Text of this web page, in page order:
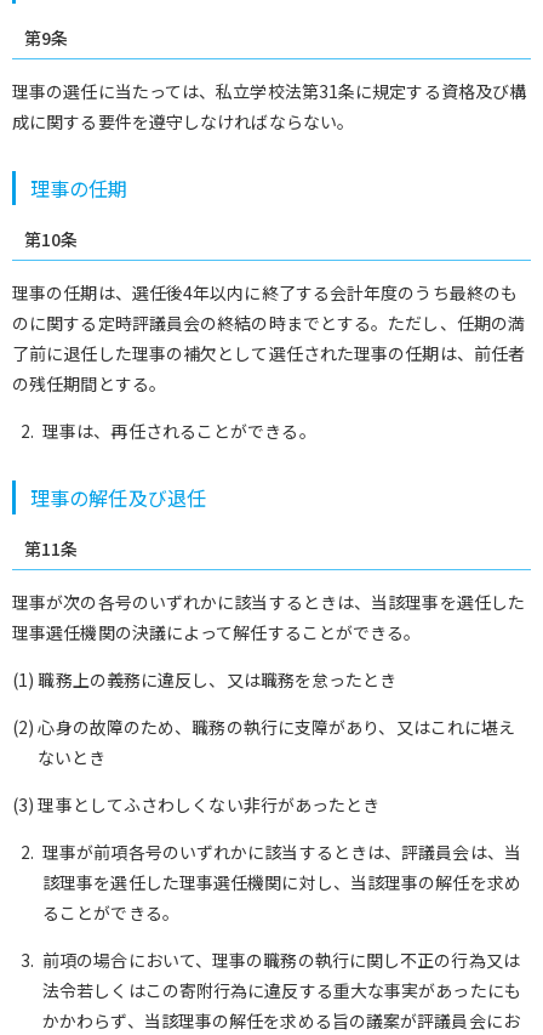
第9条
理事の選任に当たっては、私立学校法第31条に規定する資格及び構
成に関する要件を遵守しなければならない。
理事の任期
第10条
理事の任期は、選任後4年以内に終了する会計年度のうち最終のも
のに関する定時評議員会の終結の時までとする。ただし、任期の満
了前に退任した理事の補欠として選任された理事の任期は、前任者
の残任期間とする。
理事は、再任されることができる。
理事の解任及び退任
第11条
理事が次の各号のいずれかに該当するときは、当該理事を選任した
理事選任機関の決議によって解任することができる。
(1) 職務上の義務に違反し、又は職務を怠ったとき
(2) 心身の故障のため、職務の執行に支障があり、又はこれに堪え
ないとき
(3) 理事としてふさわしくない非行があったとき
理事が前項各号のいずれかに該当するときは、評議員会は、当
該理事を選任した理事選任機関に対し、当該理事の解任を求め
ることができる。
前項の場合において、理事の職務の執行に関し不正の行為又は
法令若しくはこの寄附行為に違反する重大な事実があったにも
かかわらず、当該理事の解任を求める旨の議案が評議員会にお